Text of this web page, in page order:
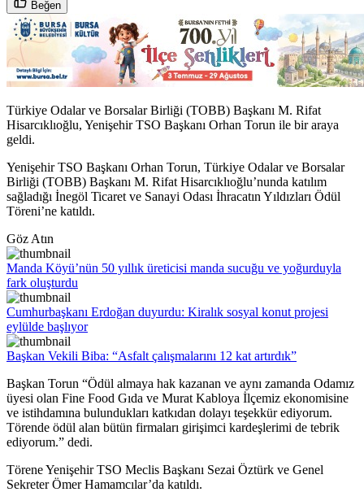
Beğen
Türkiye Odalar ve Borsalar Birliği (TOBB) Başkanı M. Rifat
Hisarcıklıoğlu, Yenişehir TSO Başkanı Orhan Torun ile bir araya
geldi.
Yenişehir TSO Başkanı Orhan Torun, Türkiye Odalar ve Borsalar
Birliği (TOBB) Başkanı M. Rifat Hisarcıklıoğlu’nunda katılım
sağladığı İnegöl Ticaret ve Sanayi Odası İhracatın Yıldızları Ödül
Töreni’ne katıldı.​
Göz Atın
Manda Köyü’nün 50 yıllık üreticisi manda sucuğu ve yoğurduyla
fark oluşturdu
Cumhurbaşkanı Erdoğan duyurdu: Kiralık sosyal konut projesi
eylülde başlıyor
Başkan Vekili Biba: “Asfalt çalışmalarını 12 kat artırdık”
Başkan Torun “Ödül almaya hak kazanan ve aynı zamanda Odamız
üyesi olan Fine Food Gıda ve Murat Kabloya İlçemiz ekonomisine
ve istihdamına bulundukları katkıdan dolayı teşekkür ediyorum.
Törende ödül alan bütün firmaları girişimci kardeşlerimi de tebrik
ediyorum.” dedi.
Törene Yenişehir TSO Meclis Başkanı Sezai Öztürk ve Genel
Sekreter Ömer Hamamcılar’da katıldı.